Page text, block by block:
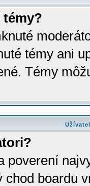
témy?
témy ani
Témy
poverení
chod boardu